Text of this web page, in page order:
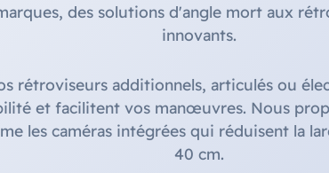
des solutions d'angle mort aux
innovants.
rétroviseurs additionnels, articulés ou
et facilitent vos manœuvres. Nous
les caméras intégrées qui réduisent la
40 cm.